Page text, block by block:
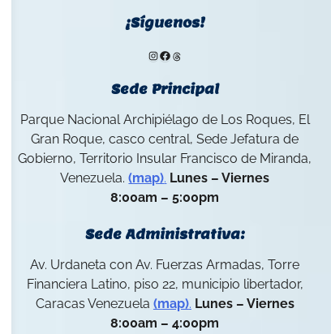
¡Síguenos!
Instagram
Facebook
Threads
Sede Principal
Parque Nacional Archipiélago de Los Roques, El
Gran Roque, casco central, Sede Jefatura de
Gobierno, Territorio Insular Francisco de Miranda,
Venezuela.(map). Lunes – Viernes
8:00am – 5:00pm
Sede Administrativa:
Av. Urdaneta con Av. Fuerzas Armadas, Torre
Financiera Latino, piso 22, municipio libertador,
Caracas Venezuela (map). Lunes – Viernes
8:00am – 4:00pm